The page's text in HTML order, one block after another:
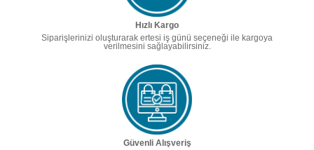
Hızlı Kargo
Siparişlerinizi oluşturarak ertesi iş günü seçeneği ile kargoya
verilmesini sağlayabilirsiniz.
Güvenli Alışveriş